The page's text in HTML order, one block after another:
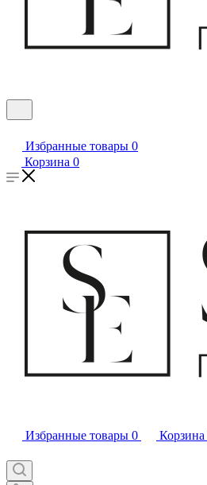
Избранные товары 0
Корзина 0
Избранные товары 0 Корзина